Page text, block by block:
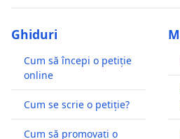
Ghiduri
Cum să începi o petiție
online
Cum se scrie o petiție?
Cum să promovați o